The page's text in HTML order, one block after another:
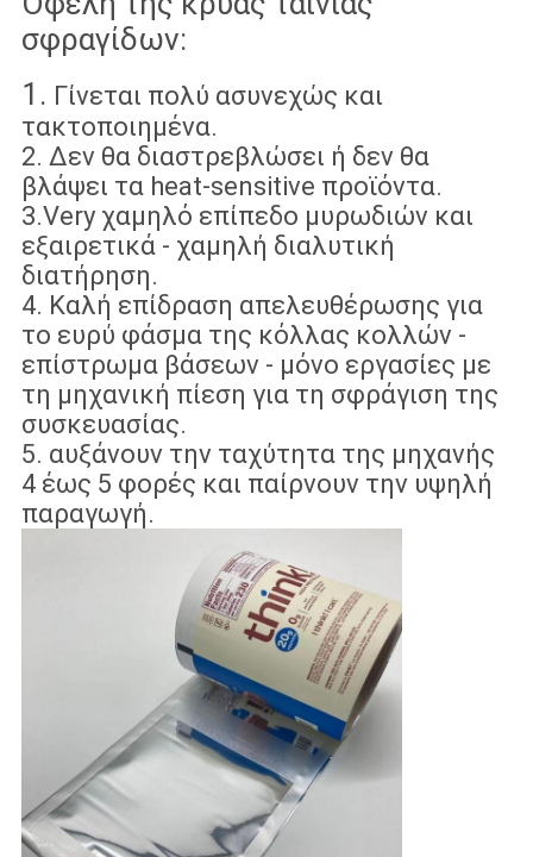
σφραγίδων:
1. Γίνεται πολύ ασυνεχώς και
τακτοποιημένα.
2. Δεν θα διαστρεβλώσει ή δεν θα
βλάψει τα heat-sensitive προϊόντα.
3.Very χαμηλό επίπεδο μυρωδιών και
εξαιρετικά - χαμηλή διαλυτική
διατήρηση.
4. Καλή επίδραση απελευθέρωσης για
το ευρύ φάσμα της κόλλας κολλών -
επίστρωμα βάσεων - μόνο εργασίες με
τη μηχανική πίεση για τη σφράγιση της
συσκευασίας.
5. αυξάνουν την ταχύτητα της μηχανής
4 έως 5 φορές και παίρνουν την υψηλή
παραγωγή.